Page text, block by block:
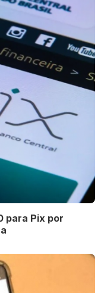
para Pix por